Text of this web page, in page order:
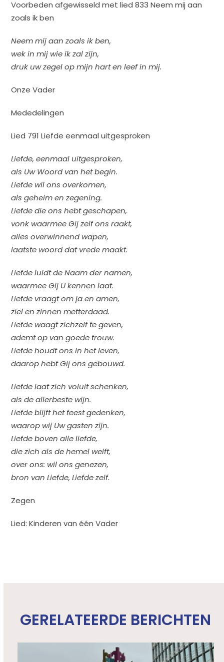
Voorbeden afgewisseld met lied 833 Neem mij aan
zoals ik ben
Neem mij aan zoals ik ben,
wek in mij wie ik zal zijn,
druk uw zegel op mijn hart en leef in mij.
Onze Vader
Mededelingen
Lied 791 Liefde eenmaal uitgesproken
Liefde, eenmaal uitgesproken,
als Uw Woord van het begin.
Liefde wil ons overkomen,
als geheim en zegening.
Liefde die ons hebt geschapen,
vonk waarmee Gij zelf ons raakt,
alles overwinnend wapen,
laatste woord dat vrede maakt.
Liefde luidt de Naam der namen,
waarmee Gij U kennen laat.
Liefde vraagt om ja en amen,
ziel en zinnen metterdaad.
Liefde waagt zichzelf te geven,
ademt op van goede trouw.
Liefde houdt ons in het leven,
daarop hebt Gij ons gebouwd.
Liefde laat zich voluit schenken,
als de allerbeste wijn.
Liefde blijft het feest gedenken,
waarop wij Uw gasten zijn.
Liefde boven alle liefde,
die zich als de hemel welft,
over ons: wil ons genezen,
bron van Liefde, Liefde zelf.
Zegen
Lied: Kinderen van één Vader
GERELATEERDE BERICHTEN